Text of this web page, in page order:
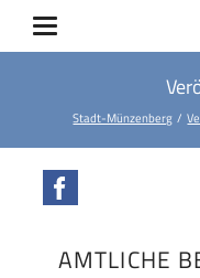
Stadt-Münzenberg
AMTLICHE